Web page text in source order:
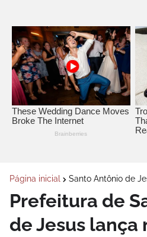
Página inicial Santo Antônio de
Prefeitura de
de Jesus lança